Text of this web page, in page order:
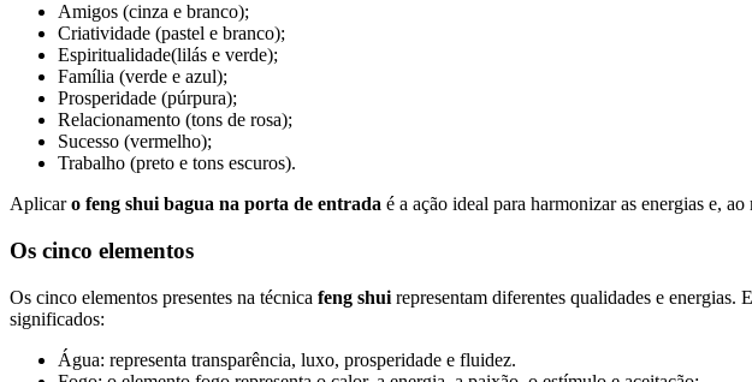
Amigos (cinza e branco);
Criatividade (pastel e branco);
Espiritualidade(lilás e verde);
Família (verde e azul);
Prosperidade (púrpura);
Relacionamento (tons de rosa);
Sucesso (vermelho);
Trabalho (preto e tons escuros).
Aplicaro feng shui bagua na porta de entrada é a ação ideal para harmonizar as energias e,
Os cinco elementos
Os cinco elementos presentes na técnica feng shui representam diferentes qualidades e energias.
significados:
Água: representa transparência, luxo, prosperidade e fluidez.